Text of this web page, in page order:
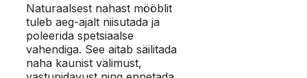
Naturaalsest nahast mööblit
tuleb aeg-ajalt niisutada ja
poleerida spetsiaalse
vahendiga. See aitab säilitada
naha kaunist välimust,